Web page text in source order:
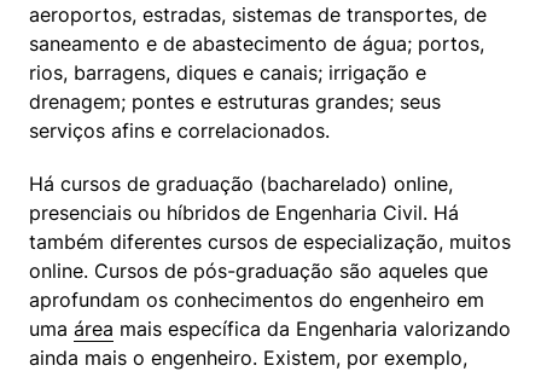
aeroportos, estradas, sistemas de transportes, de
saneamento e de abastecimento de água; portos,
rios, barragens, diques e canais; irrigação e
drenagem; pontes e estruturas grandes; seus
serviços afins e correlacionados.
Há cursos de graduação (bacharelado) online,
presenciais ou híbridos de Engenharia Civil. Há
também diferentes cursos de especialização, muitos
online. Cursos de pós-graduação são aqueles que
aprofundam os conhecimentos do engenheiro em
uma área mais específica da Engenharia valorizando
ainda mais o engenheiro. Existem, por exemplo,